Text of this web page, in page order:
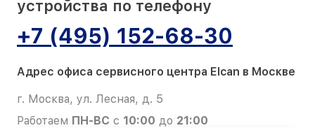
устройства по телефону
+7 (495) 152-68-30
Адрес офиса сервисного центра Elcan в Москве
г. Москва, ул. Лесная, д. 5
Работаем ПН-ВС с 10:00 до 21:00